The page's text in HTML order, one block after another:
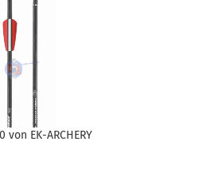
EK-​AR­CHE­RY